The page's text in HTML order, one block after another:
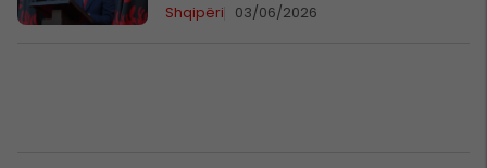
Shqipëri 03/06/2026